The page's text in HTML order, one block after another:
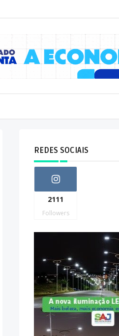
REDES SOCIAIS
2111
Followers